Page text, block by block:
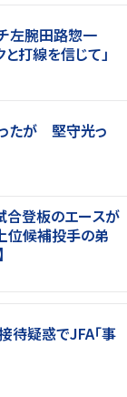
左腕田路惣一
打線を信じて」
ったが 堅守光っ
合登板のエースが
位候補投手の弟
待疑惑でJFA「事